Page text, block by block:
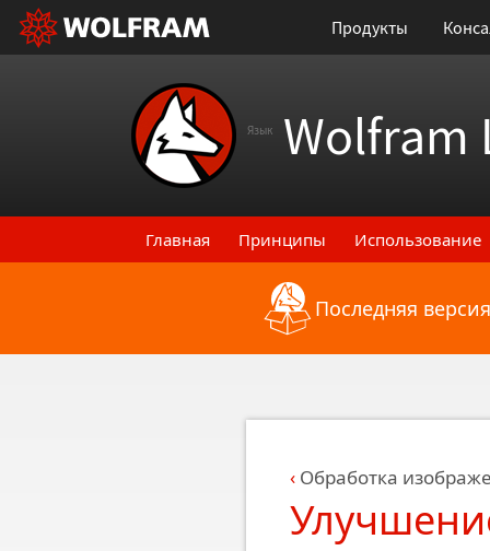
Продукты
Язык Wolfram
Главная Принципы Использование
Назад к последнимПоследняя
Обработка